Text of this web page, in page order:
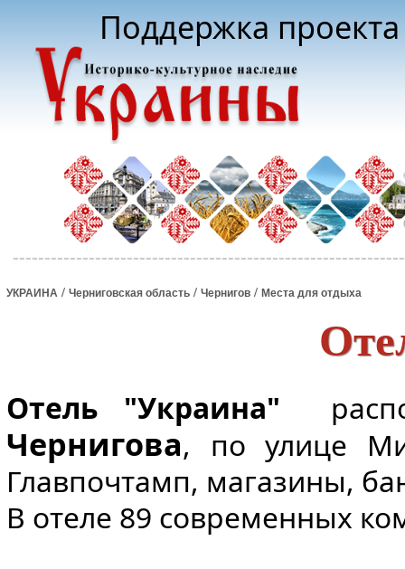
Поддержка
УКРАИНА / Черниговская область / Чернигов / Места для отдыха
Отель "Украина"
Чернигова, по улице
Главпочтамп, магазины,
В отеле 89 современных